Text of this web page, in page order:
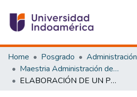
Communities & Collections
All of DSpace
Statistics
Home Posgrado
Administración
Maestria Administración de las Organizaciones de la Economía Social y Solidaria
ELABORACIÓN DE UN PLAN DE NEGOCIOS DEL HERBASAL DE LA ASOCIACIÓN DE DESARROLLO INTEGRAL SIMIÁTUG SAMAI, PARROQUIA SIMIÁTUG CANTÓN GUARANDA PROVINCIA BOLÍVAR.